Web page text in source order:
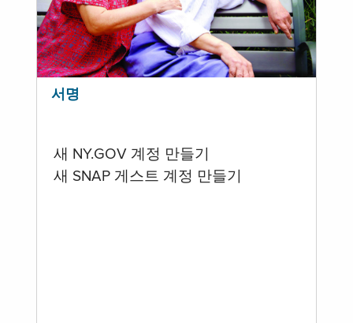
서명
새 NY.GOV 계정 만들기
새 SNAP 게스트 계정 만들기